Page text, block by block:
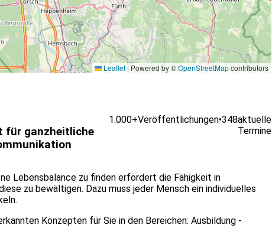
Leaflet | Powered by ©OpenStreetMapcontributors
für ganzheitliche
1.000+Veröffentlichungen•348aktuelle
Termine
Lebensbalance zu finden erfordert die Fähigkeit in
zu bewältigen. Dazu muss jeder Mensch ein individuelles
Konzepten für Sie in den Bereichen: Ausbildung -